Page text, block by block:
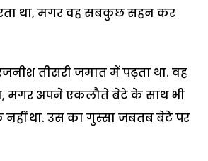
था, मगर वह सबकुछ सहन कर
तीसरी जमात में पढ़ता था. वह
मगर अपने एकलौते बेटे के साथ भी
नहीं था. उस का गुस्सा जबतब बेटे पर